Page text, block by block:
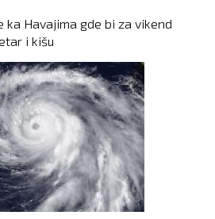
ka Havajima gde bi za vikend
i kišu